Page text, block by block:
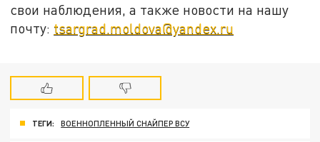
свои наблюдения, а также новости на нашу
почту: tsargrad.moldova@yandex.ru
ТЕГИ: ВОЕННОПЛЕННЫЙ СНАЙПЕР ВСУ